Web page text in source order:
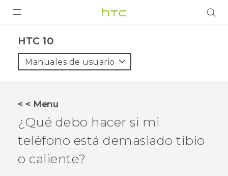
VIVE
VIVERSE
AYUDA
HTC 10‎
Manuales de usuario
< < Menu
¿Qué debo hacer si mi
teléfono está demasiado tibio
o caliente?